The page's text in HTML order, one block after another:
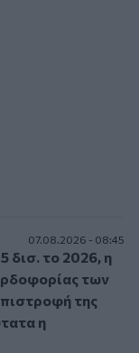
07.08.2026 - 08:45
δισ. το 2026, η
των
της
η